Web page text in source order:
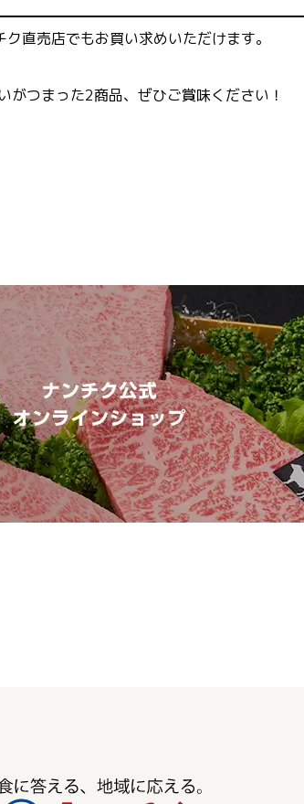
直売店でもお買い求めいただけます。
つまった2商品、ぜひご賞味ください！